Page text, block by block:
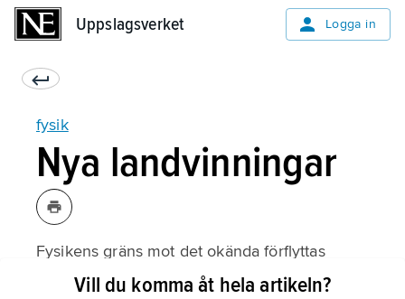
Uppslagsverket Logga in
fysik
Nya landvinningar
Fysikens gräns mot det okända förflyttas
snabbt. Därför blir det ständigt nya frågor som
Vill du komma åt hela artikeln?